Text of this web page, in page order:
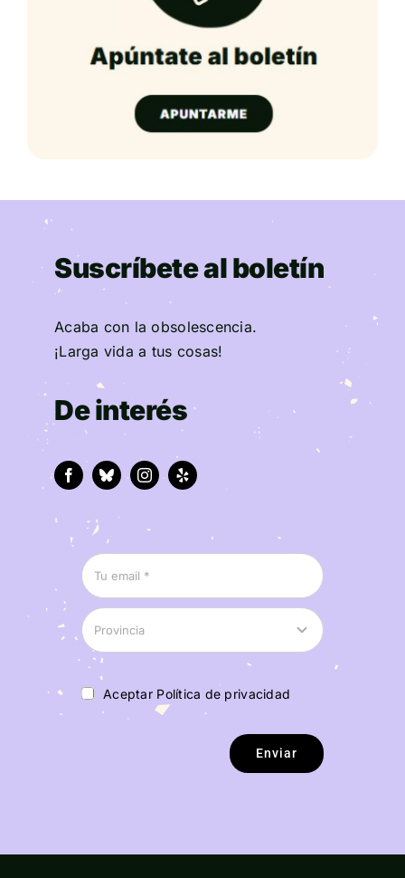
Suscríbete al boletín
Acaba con la obsolescencia.
¡Larga vida a tus cosas!
De interés
Aceptar Política de privacidad
Enviar